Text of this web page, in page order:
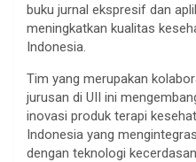
buku jurnal ekspresif dan
meningkatkan kualitas
Indonesia.
Tim yang merupakan
jurusan di UII ini
inovasi produk terapi
Indonesia yang
dengan teknologi